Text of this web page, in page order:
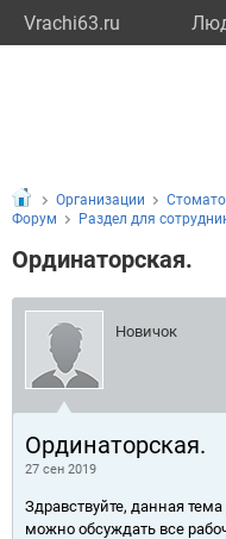
Vrachi63.ru
Организации
Форум
Раздел для
Ординаторская.
Новичок
Ординаторская.
27 сен 2019
Здравствуйте, данная
можно обсуждать все